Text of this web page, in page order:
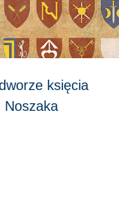
księcia
Noszaka